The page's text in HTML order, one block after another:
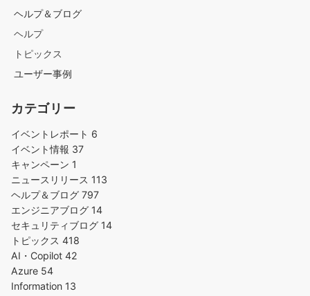
ヘルプ＆ブログ
ヘルプ
トピックス
ユーザー事例
カテゴリー
イベントレポート 6
イベント情報 37
キャンペーン 1
ニュースリリース 113
ヘルプ＆ブログ 797
エンジニアブログ 14
セキュリティブログ 14
トピックス 418
AI・Copilot 42
Azure 54
Information 13